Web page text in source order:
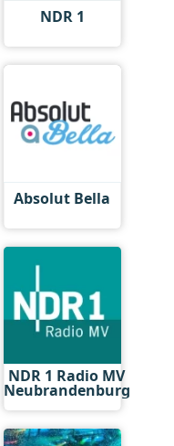
NDR 1
Absolut Bella
NDR 1 Radio MV
Neubrandenburg